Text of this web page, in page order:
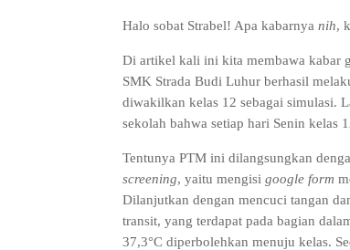
Halo sobat Strabel! Apa kabarnyanih,
Di artikel kali ini kita membawa kabar
SMK Strada Budi Luhur berhasil
diwakilkan kelas 12 sebagai simulasi.
sekolah bahwa setiap hari Senin kelas
Tentunya PTM ini dilangsungkan
screening, yaitu mengisigoogle form
Dilanjutkan dengan mencuci tangan
transit, yang terdapat pada bagian
37,3°C diperbolehkan menuju kelas.